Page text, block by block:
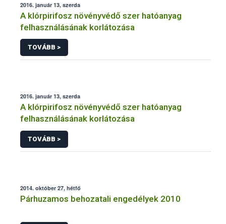
2016. január 13, szerda
A klórpirifosz növényvédő szer hatóanyag
felhasználásának korlátozása
TOVÁBB >
2016. január 13, szerda
A klórpirifosz növényvédő szer hatóanyag
felhasználásának korlátozása
TOVÁBB >
2014. október 27, hétfő
Párhuzamos behozatali engedélyek 2010